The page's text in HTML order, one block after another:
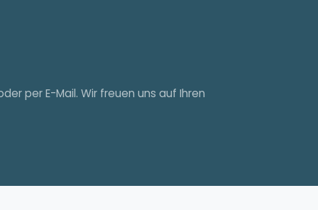
per E-Mail. Wir freuen uns auf Ihren